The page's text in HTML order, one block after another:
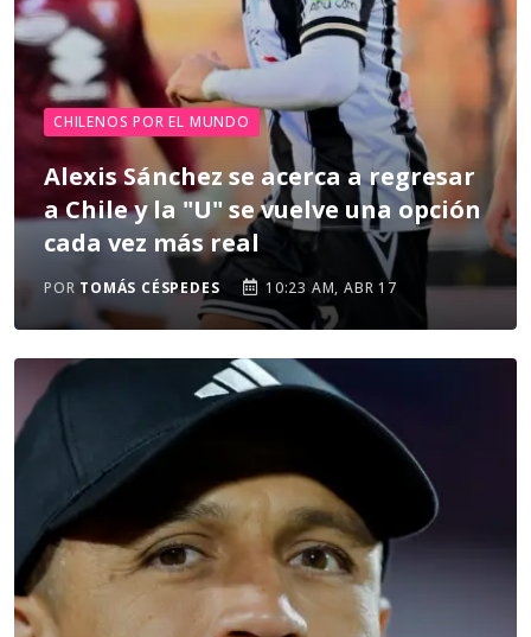
CHILENOS POR EL MUNDO
Alexis Sánchez se acerca a regresar
a Chile y la "U" se vuelve una opción
cada vez más real
POR TOMÁS CÉSPEDES 10:23 AM, ABR 17